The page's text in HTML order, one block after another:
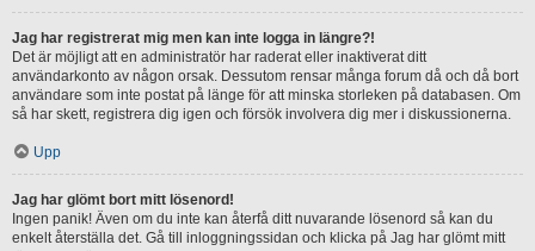
Jag har registrerat mig men kan inte logga in längre?!
Det är möjligt att en administratör har raderat eller inaktiverat ditt
användarkonto av någon orsak. Dessutom rensar många forum då och då bort
användare som inte postat på länge för att minska storleken på databasen. Om
så har skett, registrera dig igen och försök involvera dig mer i diskussionerna.
Upp
Jag har glömt bort mitt lösenord!
Ingen panik! Även om du inte kan återfå ditt nuvarande lösenord så kan du
enkelt återställa det. Gå till inloggningssidan och klicka på Jag har glömt mitt